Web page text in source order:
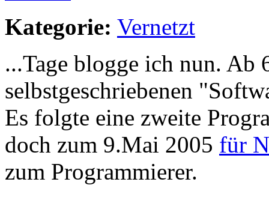
Kategorie: Vernetzt
...Tage blogge ich nun. Ab
selbstgeschriebenen
Es folgte eine zweite
doch zum 9.Mai 2005 für
zum Programmierer.